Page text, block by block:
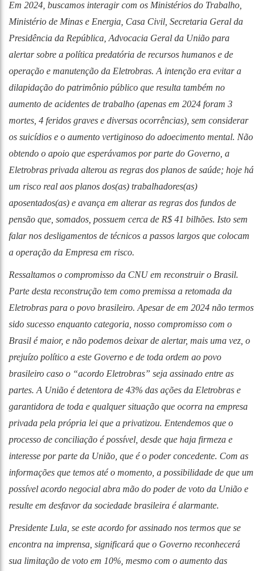
Em 2024, buscamos interagir com os Ministérios do Trabalho,
Ministério de Minas e Energia, Casa Civil, Secretaria Geral da
Presidência da República, Advocacia Geral da União para
alertar sobre a política predatória de recursos humanos e de
operação e manutenção da Eletrobras. A intenção era evitar a
dilapidação do patrimônio público que resulta também no
aumento de acidentes de trabalho (apenas em 2024 foram 3
mortes, 4 feridos graves e diversas ocorrências), sem considerar
os suicídios e o aumento vertiginoso do adoecimento mental. Não
obtendo o apoio que esperávamos por parte do Governo, a
Eletrobras privada alterou as regras dos planos de saúde; hoje há
um risco real aos planos dos(as) trabalhadores(as)
aposentados(as) e avança em alterar as regras dos fundos de
pensão que, somados, possuem cerca de R$ 41 bilhões. Isto sem
falar nos desligamentos de técnicos a passos largos que colocam
a operação da Empresa em risco.
Ressaltamos o compromisso da CNU em reconstruir o Brasil.
Parte desta reconstrução tem como premissa a retomada da
Eletrobras para o povo brasileiro. Apesar de em 2024 não termos
sido sucesso enquanto categoria, nosso compromisso com o
Brasil é maior, e não podemos deixar de alertar, mais uma vez, o
prejuízo político a este Governo e de toda ordem ao povo
brasileiro caso o “acordo Eletrobras” seja assinado entre as
partes. A União é detentora de 43% das ações da Eletrobras e
garantidora de toda e qualquer situação que ocorra na empresa
privada pela própria lei que a privatizou. Entendemos que o
processo de conciliação é possível, desde que haja firmeza e
interesse por parte da União, que é o poder concedente. Com as
informações que temos até o momento, a possibilidade de que um
possível acordo negocial abra mão do poder de voto da União e
resulte em desfavor da sociedade brasileira é alarmante.
Presidente Lula, se este acordo for assinado nos termos que se
encontra na imprensa, significará que o Governo reconhecerá
sua limitação de voto em 10%, mesmo com o aumento das